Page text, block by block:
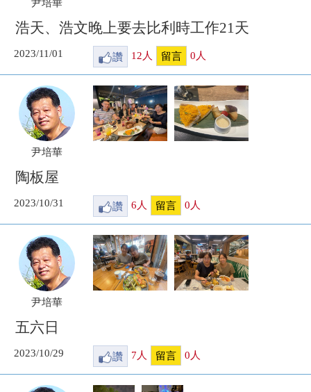
浩天、浩文晚上要去比利時工作21天
2023/11/01 讚 12 人 留言 0 人
尹培華
陶板屋
2023/10/31 讚 6 人 留言 0 人
尹培華
五六日
2023/10/29 讚 7 人 留言 0 人